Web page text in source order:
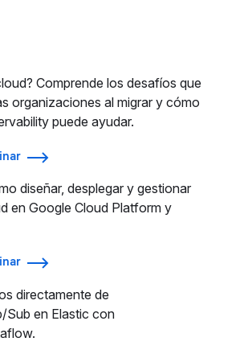
Comprende los desafíos que
organizaciones al migrar y cómo
puede ayudar.
diseñar, desplegar y gestionar
en Google Cloud Platform y
directamente de
Sub en Elastic con